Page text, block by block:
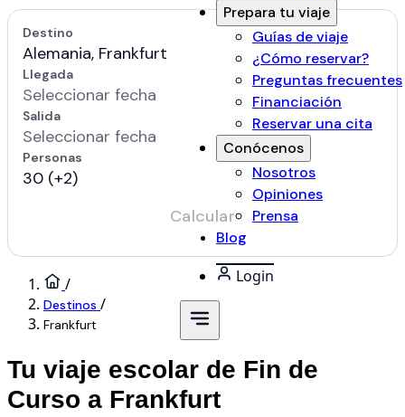
Prepara tu viaje
Guías de viaje
¿Cómo reservar?
Preguntas frecuentes
Financiación
Reservar una cita
Conócenos
Nosotros
Opiniones
Prensa
Blog
Login
/
Destinos /
Frankfurt
Tu viaje escolar de Fin de
Curso a Frankfurt